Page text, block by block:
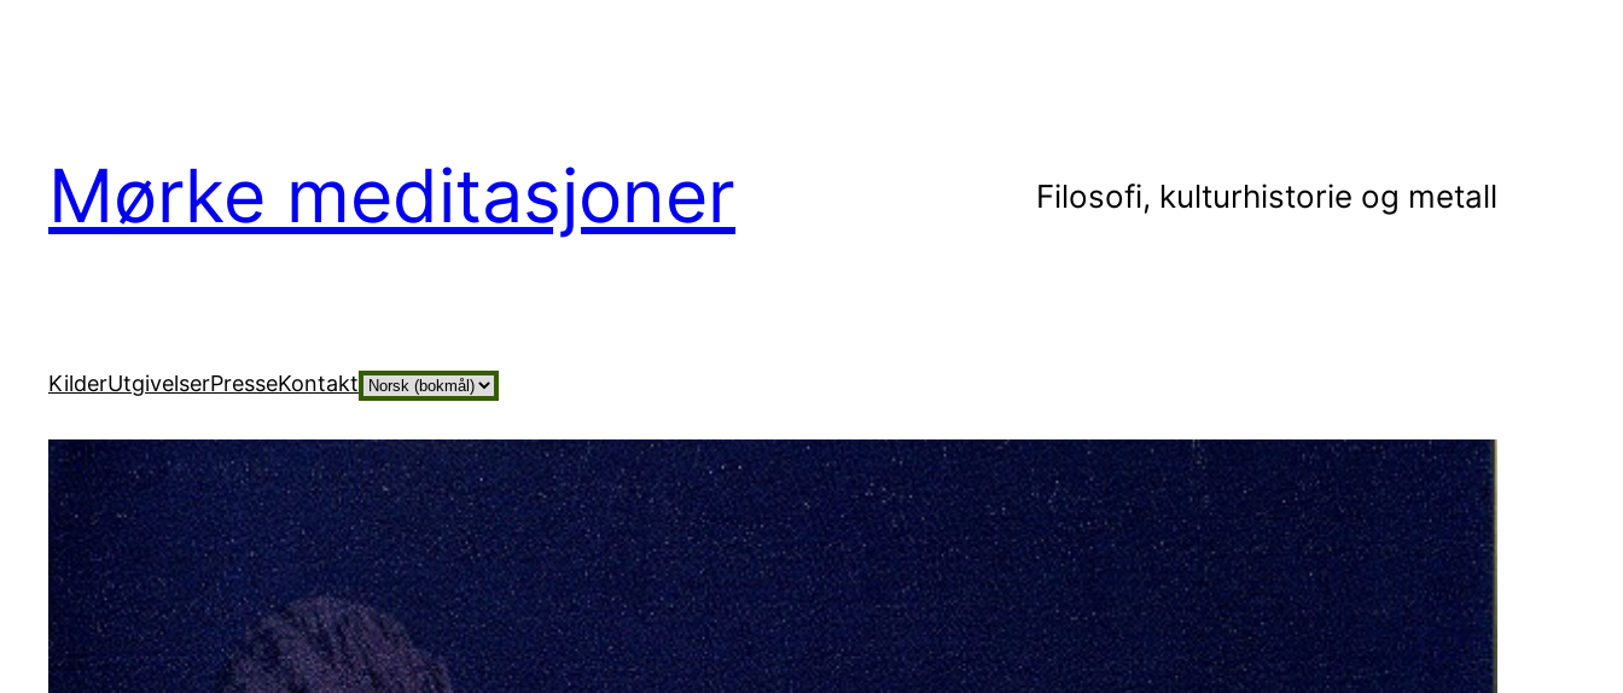
Mørke meditasjoner Filosofi, kulturhistorie og metall
KilderUtgivelserPresseKontakt Velg
språk